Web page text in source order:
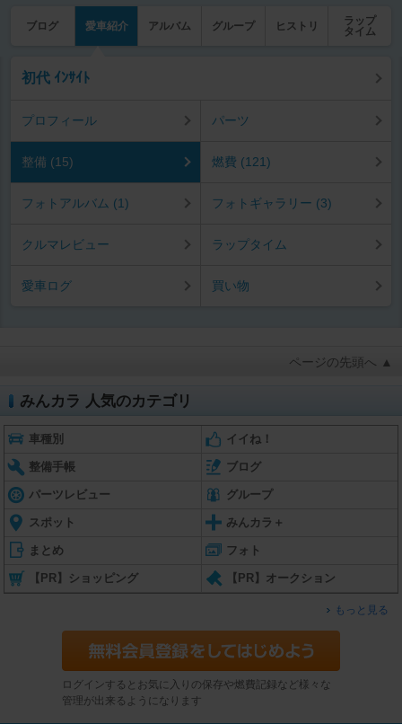
ブログ 愛車紹介 アルバム グループ ヒストリ
ラップ
タイム
初代 ｲﾝｻｲﾄ
プロフィール パーツ
整備 (15) 燃費 (121)
フォトアルバム (1) フォトギャラリー (3)
クルマレビュー ラップタイム
愛車ログ 買い物
ページの先頭へ ▲
みんカラ 人気のカテゴリ
車種別 イイね！
整備手帳 ブログ
パーツレビュー グループ
スポット みんカラ＋
まとめ フォト
【PR】ショッピング 【PR】オークション
もっと見る
ログインするとお気に入りの保存や燃費記録など様々な
管理が出来るようになります